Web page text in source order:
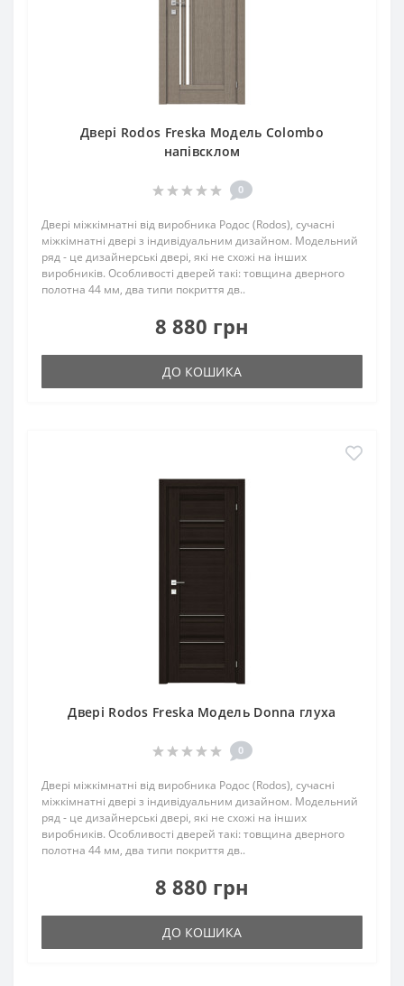
Двері Rodos Freska Модель Colombo
напівсклом
0
Двері міжкімнатні від виробника Родос (Rodos), сучасні
міжкімнатні двері з індивідуальним дизайном. Модельний
ряд - це дизайнерські двері, які не схожі на інших
виробників. Особливості дверей такі: товщина дверного
полотна 44 мм, два типи покриття дв..
8 880 грн
ДО КОШИКА
Двері Rodos Freska Модель Donna глуха
0
Двері міжкімнатні від виробника Родос (Rodos), сучасні
міжкімнатні двері з індивідуальним дизайном. Модельний
ряд - це дизайнерські двері, які не схожі на інших
виробників. Особливості дверей такі: товщина дверного
полотна 44 мм, два типи покриття дв..
8 880 грн
ДО КОШИКА